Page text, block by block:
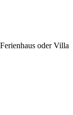
oder Villa